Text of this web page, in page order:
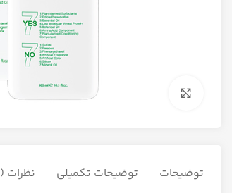
برای بزرگنمایی کلیک کنید
توضیحات توضیحات تکمیلی نظرات (0)